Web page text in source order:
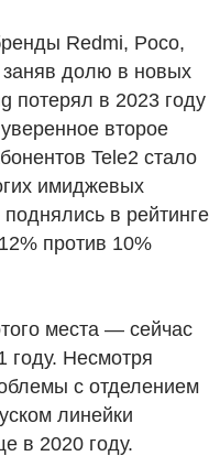
Redmi, Poco,
долю в новых
потерял в 2023 году
второе
Tele2 стало
имиджевых
поднялись в рейтинге
против 10%
места — сейчас
году. Несмотря
с отделением
линейки
в 2020 году.